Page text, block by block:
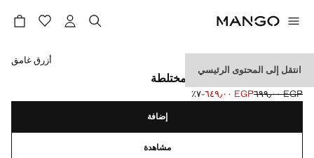
انتقل إلى المحتوى الرئيسي
علبة تضم 2 من الجوارب المختلطة
السعر الأول محذوف [EGP ٦٩٩٫٠٠ ]
EGP ٦٩٩٫٠٠
السعر الحالي [EGP ٦٤٩٫٠٠ ]EGP ٦٤٩٫٠٠ ؜-٧٪؜
حدد اللون
أزرق غامق
إضافة
مشاهدة